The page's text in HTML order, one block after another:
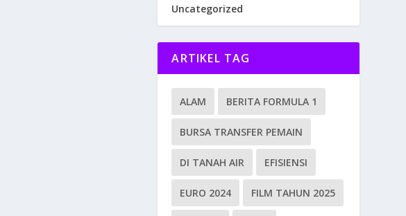
Uncategorized
ARTIKEL TAG
ALAM BERITA FORMULA 1
BURSA TRANSFER PEMAIN
DI TANAH AIR EFISIENSI
EURO 2024 FILM TAHUN 2025